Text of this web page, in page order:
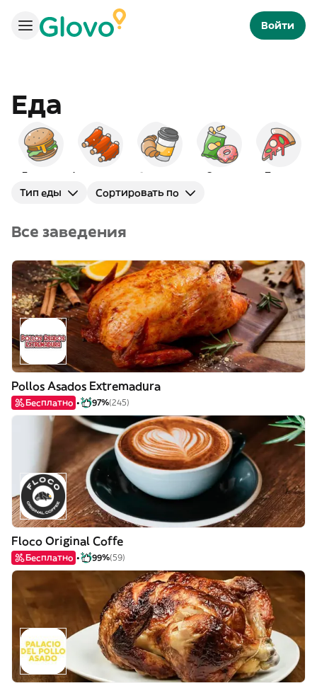
Войти
Еда
Бургеры Завтраки Снэки Пицца
Тип еды Сортировать по
Все заведения
Pollos Asados Extremadura
Бесплатно 97%(245)
Floco Original Coffe
Бесплатно 99%(59)